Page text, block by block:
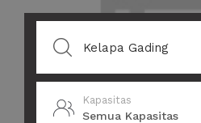
Kapasitas
Semua Kapasitas